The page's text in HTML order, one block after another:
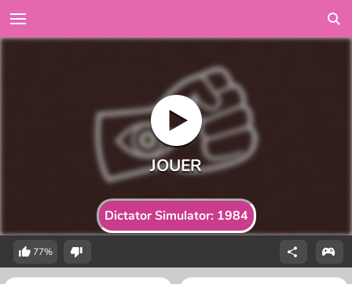
Dictator Simulator: 1984
77%